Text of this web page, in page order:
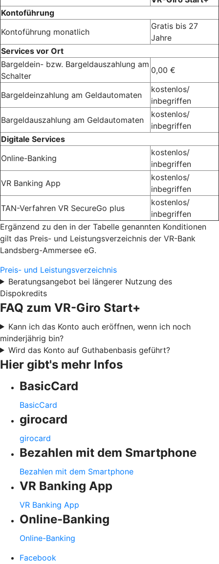
Kontoführung
Kontoführung monatlich
Gratis bis 27
Jahre
Services vor Ort
Bargeldein- bzw. Bargeldauszahlung am
Schalter
0,00 €
Bargeldeinzahlung am Geldautomaten
kostenlos/
inbegriffen
Bargeldauszahlung am Geldautomaten
kostenlos/
inbegriffen
Digitale Services
Online-Banking
kostenlos/
inbegriffen
VR Banking App
kostenlos/
inbegriffen
TAN-Verfahren VR SecureGo plus
kostenlos/
inbegriffen
Ergänzend zu den in der Tabelle genannten Konditionen
gilt das Preis- und Leistungsverzeichnis der VR-Bank
Landsberg-Ammersee eG.
Preis- und Leistungsverzeichnis
Beratungsangebot bei längerer Nutzung des
Dispokredits
FAQ zum VR-Giro Start+
Kann ich das Konto auch eröffnen, wenn ich noch
minderjährig bin?
Wird das Konto auf Guthabenbasis geführt?
Hier gibt's mehr Infos
BasicCard
BasicCard
girocard
girocard
Bezahlen mit dem Smartphone
Bezahlen mit dem Smartphone
VR Banking App
VR Banking App
Online-Banking
Online-Banking
Facebook